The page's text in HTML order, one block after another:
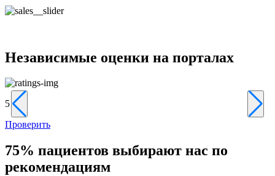
Независимые оценки на порталах
5
Проверить
75% пациентов выбирают нас по
рекомендациям